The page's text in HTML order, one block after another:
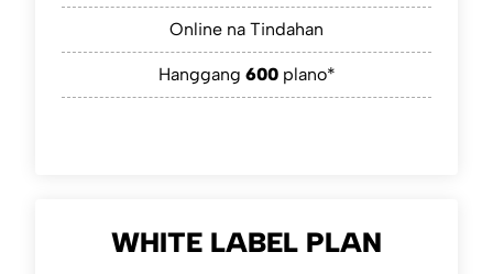
Online na Tindahan
Hanggang 600plano*
WHITE LABEL PLAN